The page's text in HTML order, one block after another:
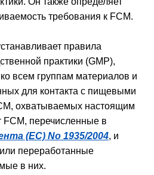
требования к FCM.
правила
практики (GMP),
всем группам материалов и
для контакта с пищевыми
охватываемых настоящим
FCM, перечисленные в
(ЕС) No 1935/2004, и
переработанные
в них.